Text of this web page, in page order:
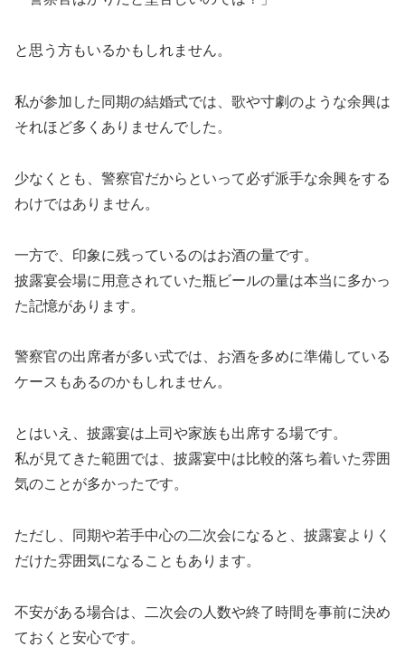
と思う方もいるかもしれません。
私が参加した同期の結婚式では、歌や寸劇のような余興は
それほど多くありませんでした。
少なくとも、警察官だからといって必ず派手な余興をする
わけではありません。
一方で、印象に残っているのはお酒の量です。
披露宴会場に用意されていた瓶ビールの量は本当に多かっ
た記憶があります。
警察官の出席者が多い式では、お酒を多めに準備している
ケースもあるのかもしれません。
とはいえ、披露宴は上司や家族も出席する場です。
私が見てきた範囲では、披露宴中は比較的落ち着いた雰囲
気のことが多かったです。
ただし、同期や若手中心の二次会になると、披露宴よりく
だけた雰囲気になることもあります。
不安がある場合は、二次会の人数や終了時間を事前に決め
ておくと安心です。